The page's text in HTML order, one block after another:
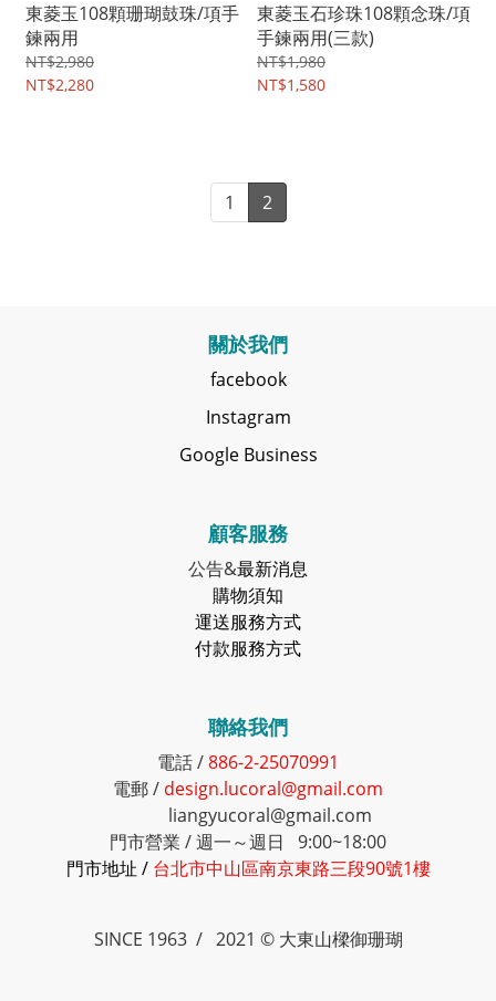
東菱玉108顆珊瑚鼓珠/項手
鍊兩用
NT$2,980
NT$2,280
東菱玉石珍珠108顆念珠/項
手鍊兩用(三款)
NT$1,980
NT$1,580
1 2
關於我們
facebook
Instagram
Google Business
顧客服務
公告&最新消息
購物須知
運送服務方式
付款服務方式
聯絡我們
電話 /886-2-25070991
電郵 / design.lucoral@gmail.com
liangyucoral@gmail.com
門市營業 / 週一～週日 9:00~18:00
門市地址 / 台北市中山區南京東路三段90號1樓
SINCE 1963 / 2021 © 大東山樑御珊瑚